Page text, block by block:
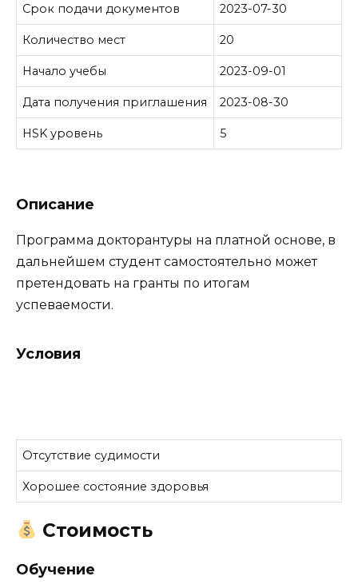
Срок подачи документов 2023-07-30
Количество мест 20
Начало учебы 2023-09-01
Дата получения приглашения 2023-08-30
HSK уровень 5
Описание
Программа докторантуры на платной основе, в
дальнейшем студент самостоятельно может
претендовать на гранты по итогам
успеваемости.
Условия
Отсутствие судимости
Хорошее состояние здоровья
Стоимость
Обучение